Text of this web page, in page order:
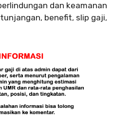
dan keamanan
benefit, slip gaji,